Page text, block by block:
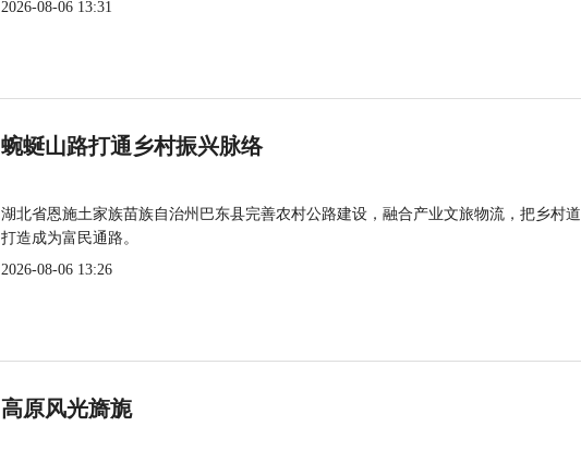
2026-08-06 13:31
蜿蜒山路打通乡村振兴脉络
湖北省恩施土家族苗族自治州巴东县完善农村公路建设，融合产业文旅物流，把乡村
打造成为富民通路。
2026-08-06 13:26
高原风光旖旎